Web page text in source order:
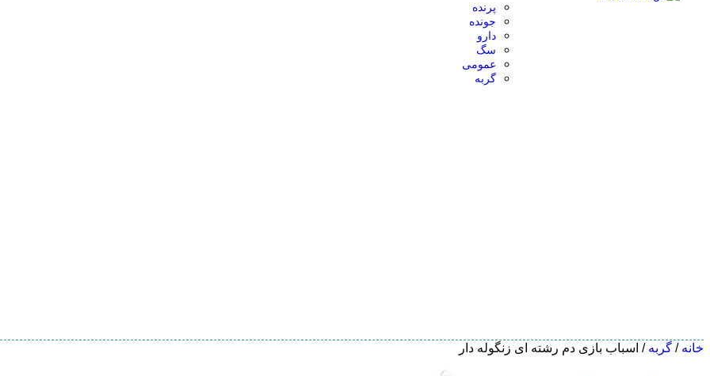
پرنده
جونده
دارو
سگ
عمومی
گربه
خانه / گربه / اسباب بازی دم رشته ای زنگوله دار